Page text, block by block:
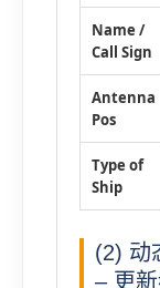
Name /
Call Sign
Antenna
Pos
Type of
Ship
(2) 动
– 更